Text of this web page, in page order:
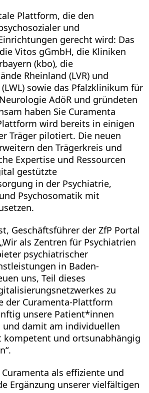
Plattform, die den
und
gerecht wird: Das
Vitos gGmbH, die Kliniken
(kbo), die
Rheinland (LVR) und
sowie das Pfalzklinikum für
AdöR und gründeten
haben Sie Curamenta
wird bereits in einigen
Träger pilotiert. Die neuen
den Trägerkreis und
Expertise und Ressourcen
gestützte
in der Psychiatrie,
Psychosomatik mit
Geschäftsführer der ZfP Portal
als Zentren für Psychiatrien
psychiatrischer
in Baden-
uns, Teil dieses
zu
der Curamenta-Plattform
unsere Patient*innen
damit am individuellen
kompetent und ortsunabhängig
als effiziente und
Ergänzung unserer vielfältigen